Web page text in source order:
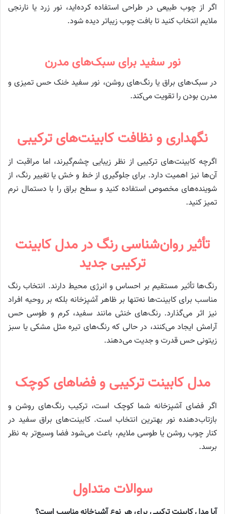
اگر از چوب طبیعی در طراحی استفاده کرده‌اید، نور زرد یا نارنجی
ملایم انتخاب کنید تا بافت چوب زیباتر دیده شود.
نور سفید برای سبک‌های مدرن
در سبک‌های براق یا رنگ‌های روشن، نور سفید خنک حس تمیزی و
مدرن بودن را تقویت می‌کند.
نگهداری و نظافت کابینت‌های ترکیبی
اگرچه کابینت‌های ترکیبی از نظر زیبایی چشم‌گیرند، اما مراقبت از
آن‌ها نیز اهمیت دارد. برای جلوگیری از خط و خش یا تغییر رنگ، از
شوینده‌های مخصوص استفاده کنید و سطح براق را با دستمال نرم
تمیز کنید.
تأثیر روان‌شناسی رنگ در مدل کابینت
ترکیبی جدید
رنگ‌ها تأثیر مستقیم بر احساس و انرژی محیط دارند. انتخاب رنگ
مناسب برای کابینت‌ها نه‌تنها بر ظاهر آشپزخانه بلکه بر روحیه افراد
نیز اثر می‌گذارد. رنگ‌های خنثی مانند سفید، کرم و طوسی حس
آرامش ایجاد می‌کنند، در حالی که رنگ‌های تیره مثل مشکی یا سبز
زیتونی حس قدرت و جدیت می‌دهند.
مدل کابینت ترکیبی و فضاهای کوچک
اگر فضای آشپزخانه شما کوچک است، ترکیب رنگ‌های روشن و
بازتاب‌دهنده نور بهترین انتخاب است. کابینت‌های براق سفید در
کنار چوب روشن یا طوسی ملایم، باعث می‌شود فضا وسیع‌تر به نظر
برسد.
سوالات متداول